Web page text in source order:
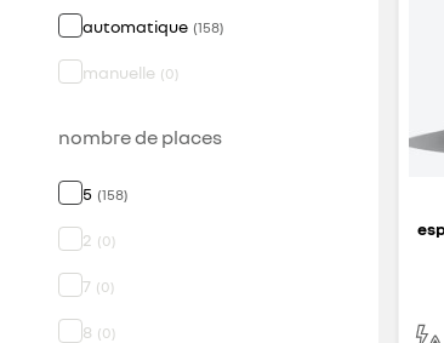
automatique (158)
manuelle (0)
nombre de places
5 (158)
2 (0)
7 (0)
8 (0)